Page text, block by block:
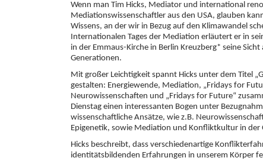
Wenn man Tim Hicks, Mediator und international
Mediationswissenschaftler aus den USA, glauben
Wissens, an der wir in Bezug auf den Klimawandel
Internationalen Tages der Mediation erläutert er in
in der Emmaus-Kirche in Berlin Kreuzberg* seine
Generationen.
Mit großer Leichtigkeit spannt Hicks unter dem Titel
gestalten: Energiewende, Mediation, „Fridays for
Neurowissenschaften und „Fridays for Future“
Dienstag einen interessanten Bogen unter
wissenschaftliche Ansätze, wie z.B.
Epigenetik, sowie Mediation und Konfliktkultur in der
Hicks beschreibt, dass verschiedenartige
identitätsbildenden Erfahrungen in unserem Körper